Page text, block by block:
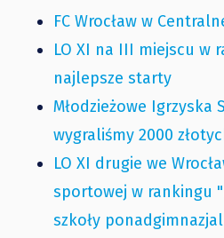
FC Wrocław w
LO XI na III miejscu w
najlepsze starty
Młodzieżowe Igrzyska
wygraliśmy 2000
LO XI drugie we
sportowej w rankingu
szkoły